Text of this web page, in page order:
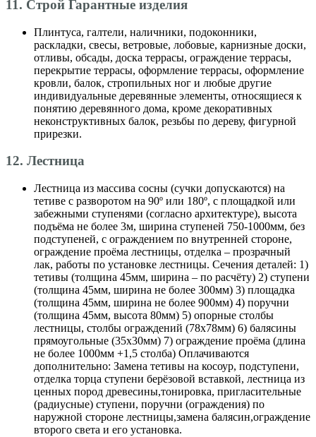
11. Строй Гарантные изделия
Плинтуса, галтели, наличники, подоконники,
раскладки, свесы, ветровые, лобовые, карнизные доски,
отливы, обсады, доска террасы, ограждение террасы,
перекрытие террасы, оформление террасы, оформление
кровли, балок, стропильных ног и любые другие
индивидуальные деревянные элементы, относящиеся к
понятию деревянного дома, кроме декоративных
неконструктивных балок, резьбы по дереву, фигурной
прирезки.
12. Лестница
Лестница из массива сосны (сучки допускаются) на
тетиве с разворотом на 90º или 180º, с площадкой или
забежными ступенями (согласно архитектуре), высота
подъёма не более 3м, ширина ступеней 750-1000мм, без
подступеней, с ограждением по внутренней стороне,
ограждение проёма лестницы, отделка – прозрачный
лак, работы по установке лестницы. Сечения деталей: 1)
тетивы (толщина 45мм, ширина – по расчёту) 2) ступени
(толщина 45мм, ширина не более 300мм) 3) площадка
(толщина 45мм, ширина не более 900мм) 4) поручни
(толщина 45мм, высота 80мм) 5) опорные столбы
лестницы, столбы ограждений (78х78мм) 6) балясины
прямоугольные (35х30мм) 7) ограждение проёма (длина
не более 1000мм +1,5 столба) Оплачиваются
дополнительно: Замена тетивы на косоур, подступени,
отделка торца ступени берёзовой вставкой, лестница из
ценных пород древесины,тонировка, пригласительные
(радиусные) ступени, поручни (ограждения) по
наружной стороне лестницы,замена балясин,ограждение
второго света и его установка.